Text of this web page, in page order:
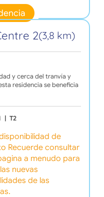
2(3,8 km)
y cerca del tranvía y
residencia se beneficia
| T2
de
Recuerde consultar
a menudo para
nuevas
de las